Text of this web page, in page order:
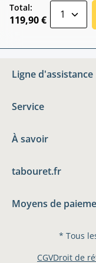
Total:
119,90 €
Ligne d'assistance
Service
À savoir
tabouret.fr
Moyens de
* Tous
CGVDroit de